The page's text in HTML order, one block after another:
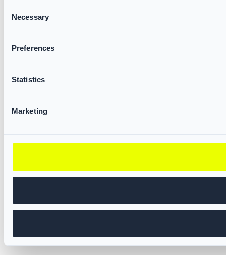
Selection
Necessary
Preferences
Statistics
Marketing